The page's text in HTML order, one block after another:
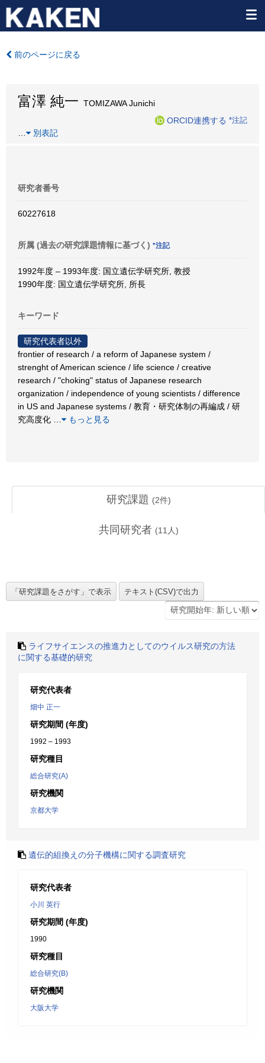
前のページに戻る
富澤 純一 TOMIZAWA Junichi
ORCID連携する *注記
別表記
研究者番号
60227618
所属 (過去の研究課題情報に基づく) *注記
1992年度 – 1993年度: 国立遺伝学研究所, 教授
1990年度: 国立遺伝学研究所, 所長
キーワード
研究代表者以外
frontier of research / a reform of Japanese system /
strenght of American science / life science / creative
research / "choking" status of Japanese research
organization / independence of young scientists / difference
in US and Japanese systems / 教育・研究体制の再編成 / 研
究高度化
もっと見る
研究課題 (2件)
共同研究者 (11 人)
ライフサイエンスの推進力としてのウイルス研究の方法
に関する基礎的研究
研究代表者
畑中 正一
研究期間 (年度)
1992 – 1993
研究種目
総合研究(A)
研究機関
京都大学
遺伝的組換えの分子機構に関する調査研究
研究代表者
小川 英行
研究期間 (年度)
1990
研究種目
総合研究(B)
研究機関
大阪大学